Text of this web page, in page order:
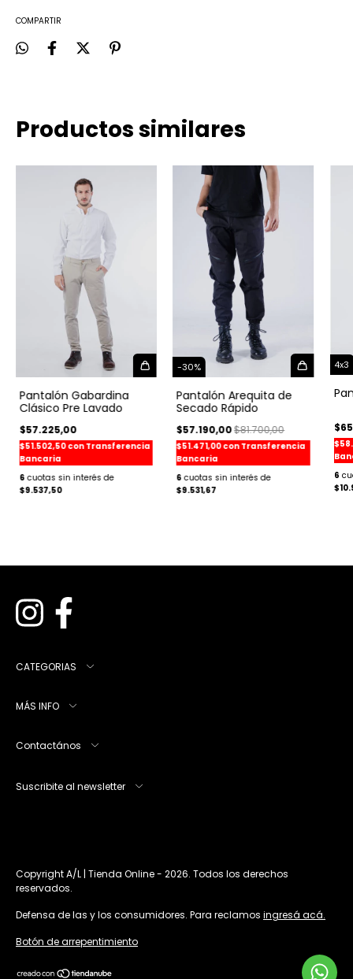
COMPARTIR
Productos similares
Pantalón Gabardina
Clásico Pre Lavado
$57.225,00
$51.502,50conTransferencia
Bancaria
6
$9.537,50
-30%
Pantalón Arequita de
Secado Rápido
$57.190,00$81.700,00
$51.471,00conTransferencia
Bancaria
6
$9.531,67
4x3
6
CATEGORIAS
MÁS INFO
Contactános
Suscribite al newsletter
Copyright A/L | Tienda Online - 2026. Todos los derechos
reservados.
Defensa de las y los consumidores. Para reclamos ingresá acá.
Botón de arrepentimiento